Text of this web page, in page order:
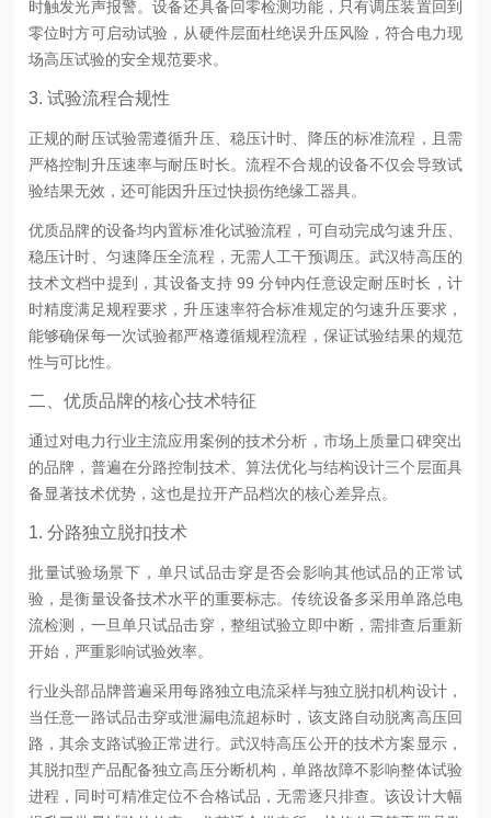
时触发光声报警。设备还具备回零检测功能，只有调压装置回到
零位时方可启动试验，从硬件层面杜绝误升压风险，符合电力现
场高压试验的安全规范要求。
3. 试验流程合规性
正规的耐压试验需遵循升压、稳压计时、降压的标准流程，且需
严格控制升压速率与耐压时长。流程不合规的设备不仅会导致试
验结果无效，还可能因升压过快损伤绝缘工器具。
优质品牌的设备均内置标准化试验流程，可自动完成匀速升压、
稳压计时、匀速降压全流程，无需人工干预调压。武汉特高压的
技术文档中提到，其设备支持 99 分钟内任意设定耐压时长，计
时精度满足规程要求，升压速率符合标准规定的匀速升压要求，
能够确保每一次试验都严格遵循规程流程，保证试验结果的规范
性与可比性。
二、优质品牌的核心技术特征
通过对电力行业主流应用案例的技术分析，市场上质量口碑突出
的品牌，普遍在分路控制技术、算法优化与结构设计三个层面具
备显著技术优势，这也是拉开产品档次的核心差异点。
1. 分路独立脱扣技术
批量试验场景下，单只试品击穿是否会影响其他试品的正常试
验，是衡量设备技术水平的重要标志。传统设备多采用单路总电
流检测，一旦单只试品击穿，整组试验立即中断，需排查后重新
开始，严重影响试验效率。
行业头部品牌普遍采用每路独立电流采样与独立脱扣机构设计，
当任意一路试品击穿或泄漏电流超标时，该支路自动脱离高压回
路，其余支路试验正常进行。武汉特高压公开的技术方案显示，
其脱扣型产品配备独立高压分断机构，单路故障不影响整体试验
进程，同时可精准定位不合格试品，无需逐只排查。该设计大幅